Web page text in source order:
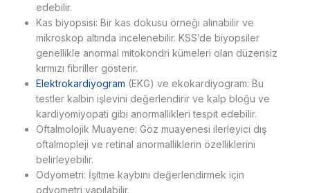
edebilir.
Kas biyopsisi: Bir kas dokusu örneği alınabilir ve
mikroskop altında incelenebilir. KSS’de biyopsiler
genellikle anormal mitokondri kümeleri olan düzensiz
kırmızı fibriller gösterir.
Elektrokardiyogram (EKG) ve ekokardiyogram: Bu
testler kalbin işlevini değerlendirir ve kalp bloğu ve
kardiyomiyopati gibi anormallikleri tespit edebilir.
Oftalmolojik Muayene: Göz muayenesi ilerleyici dış
oftalmopleji ve retinal anormalliklerin özelliklerini
belirleyebilir.
Odyometri: İşitme kaybını değerlendirmek için
odyometri yapılabilir.